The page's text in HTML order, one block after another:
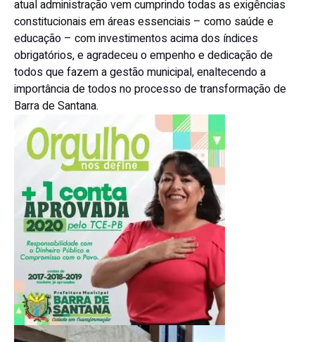
atual administração vem cumprindo todas as exigências
constitucionais em áreas essenciais – como saúde e
educação – com investimentos acima dos índices
obrigatórios, e agradeceu o empenho e dedicação de
todos que fazem a gestão municipal, enaltecendo a
importância de todos no processo de transformação de
Barra de Santana.